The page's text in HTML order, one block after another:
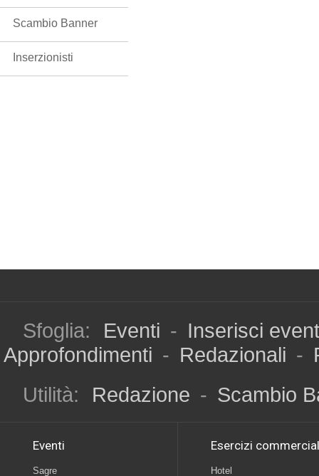
Scambio Banner
Inserzionisti
Sfoglia: Eventi - Inserisci
Approfondimenti - Redazionali -
Utilità:
Redazione - Scambio
Eventi
Sagre
Esercizi
Hotel